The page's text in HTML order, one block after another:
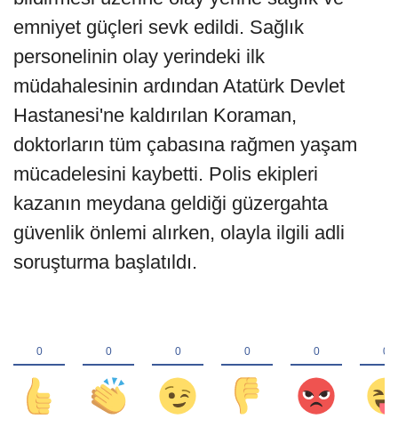
emniyet güçleri sevk edildi. Sağlık
personelinin olay yerindeki ilk
müdahalesinin ardından Atatürk Devlet
Hastanesi'ne kaldırılan Koraman,
doktorların tüm çabasına rağmen yaşam
mücadelesini kaybetti. Polis ekipleri
kazanın meydana geldiği güzergahta
güvenlik önlemi alırken, olayla ilgili adli
soruşturma başlatıldı.